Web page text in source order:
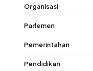
Organisasi
Parlemen
Pemerintahan
Pendidikan